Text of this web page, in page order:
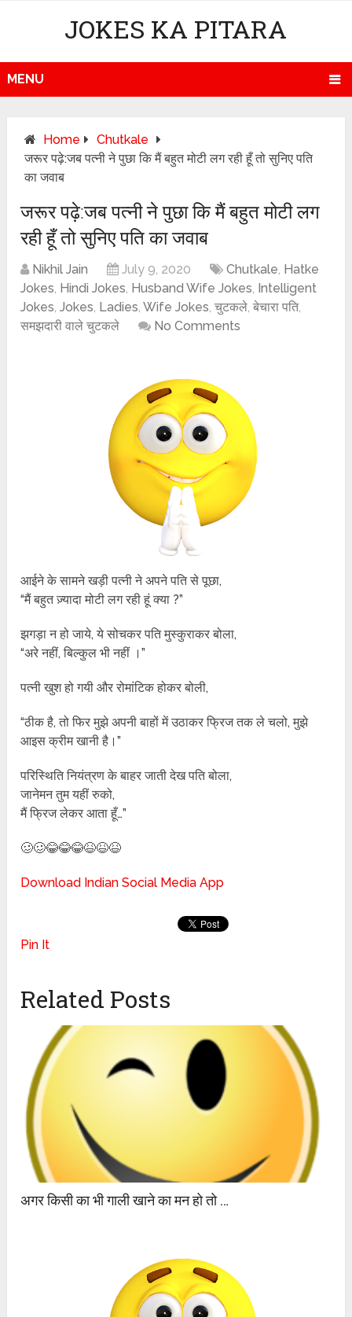
JOKES KA PITARA
MENU
Home
Chutkale
जरूर पढ़े:जब पत्नी ने पुछा कि मैं बहुत मोटी लग रही हूँ तो सुनिए पति
का जवाब
जरूर पढ़े:जब पत्नी ने पुछा कि मैं बहुत मोटी लग
रही हूँ तो सुनिए पति का जवाब
Nikhil Jain July 9, 2020 Chutkale, Hatke
Jokes, Hindi Jokes, Husband Wife Jokes, Intelligent
Jokes,Jokes, Ladies,Wife Jokes,चुटकले,बेचारा पति,
समझदारी वाले चुटकले
No Comments
आईने के सामने खड़ी पत्नी ने अपने पति से पूछा,
“मैं बहुत ज़्यादा मोटी लग रही हूं क्या ?”
झगड़ा न हो जाये, ये सोचकर पति मुस्कुराकर बोला,
“अरे नहीं, बिल्कुल भी नहीं ।”
पत्नी खुश हो गयी और रोमांटिक होकर बोली,
“ठीक है, तो फिर मुझे अपनी बाहों में उठाकर फ्रिज तक ले चलो, मुझे
आइस क्रीम खानी है।”
परिस्थिति नियंत्रण के बाहर जाती देख पति बोला,
जानेमन तुम यहीं रुको,
मैं फ्रिज लेकर आता हूँ…”
🥴🥴😂😂😂😆😆😆
Download Indian Social Media App
Pin It
Related Posts
अगर किसी का भी गाली खाने का मन हो तो …